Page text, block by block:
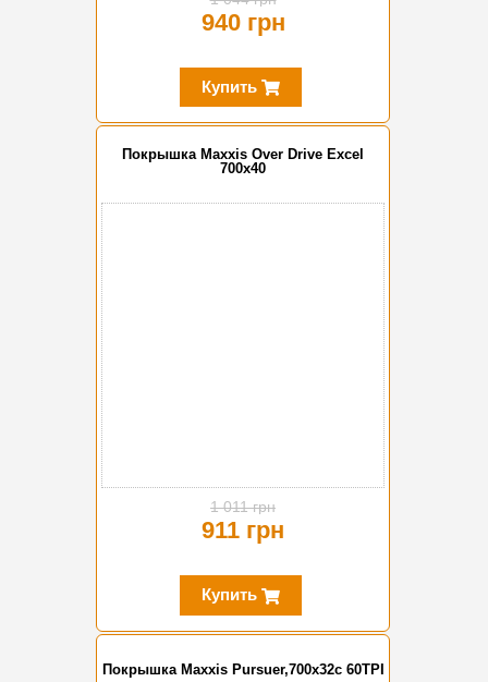
940 грн
Купить
Покрышка Maxxis Over Drive Excel
700x40
1 011 грн
911 грн
Купить
Покрышка Maxxis Pursuer,700x32c 60TPI